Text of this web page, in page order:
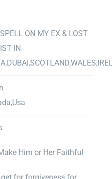
ON MY EX & LOST
IN
Him or Her Faithful
for forgiveness for